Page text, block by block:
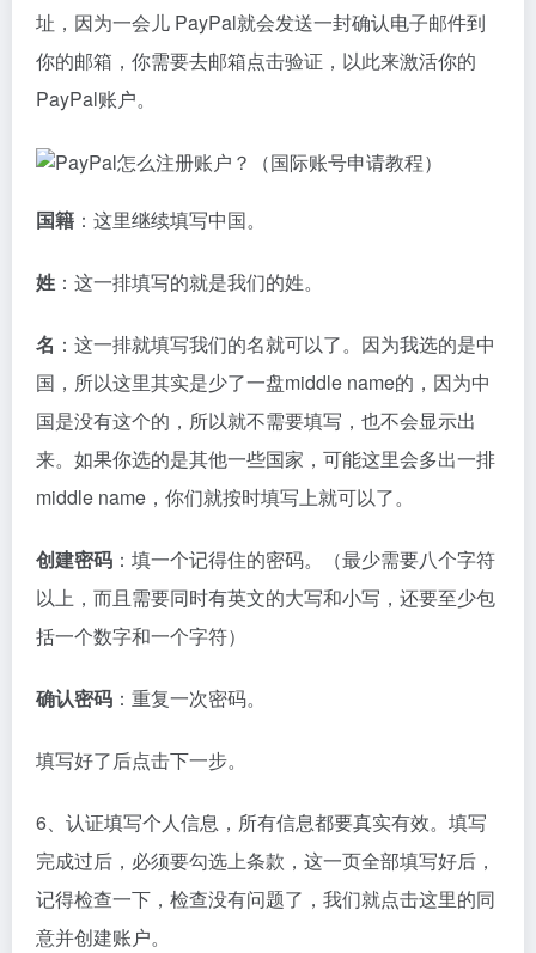
址，因为一会儿 PayPal就会发送一封确认电子邮件到
你的邮箱，你需要去邮箱点击验证，以此来激活你的
PayPal账户。
国籍 ：这里继续填写中国。
姓 ：这一排填写的就是我们的姓。
名 ：这一排就填写我们的名就可以了。因为我选的是中
国，所以这里其实是少了一盘middle name的，因为中
国是没有这个的，所以就不需要填写，也不会显示出
来。如果你选的是其他一些国家，可能这里会多出一排
middle name，你们就按时填写上就可以了。
创建密码 ：填一个记得住的密码。（最少需要八个字符
以上，而且需要同时有英文的大写和小写，还要至少包
括一个数字和一个字符）
确认密码 ：重复一次密码。
填写好了后点击下一步。
6、认证填写个人信息，所有信息都要真实有效。填写
完成过后，必须要勾选上条款，这一页全部填写好后，
记得检查一下，检查没有问题了，我们就点击这里的同
意并创建账户。